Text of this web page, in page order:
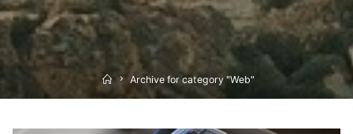
HomeArchive for category "Web"